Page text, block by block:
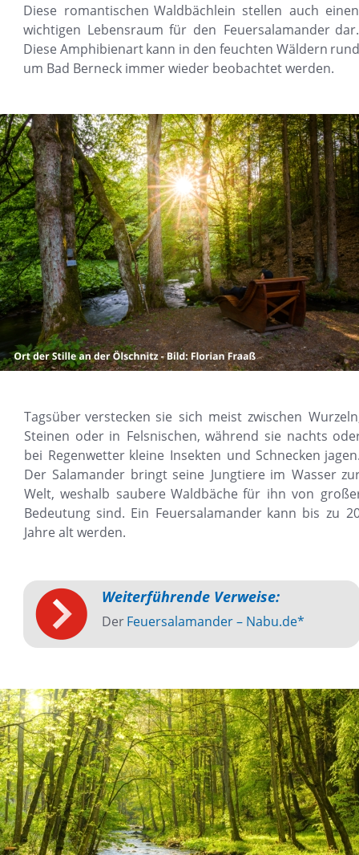
Tagsüber verstecken sie sich meist zwischen
Steinen oder in Felsnischen, während sie nachts
bei Regenwetter kleine Insekten und Schnecken
Der Salamander bringt seine Jungtiere im Wasser
Welt, weshalb saubere Waldbäche für ihn von
Bedeutung sind. Ein Feuersalamander kann bis zu
Jahre alt werden.
Diese romantischen Waldbächlein stellen auch
wichtigen Lebensraum für den Feuersalamander
Diese Amphibienartkann in den feuchten Wäldern
um Bad Berneck immer wieder beobachtet werden.
Weiterführende Verweise:
Der Feuersalamander – Nabu.de*